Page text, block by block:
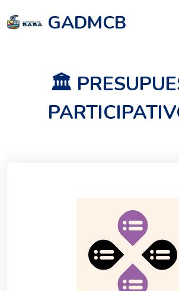
GADMCB
🏛️